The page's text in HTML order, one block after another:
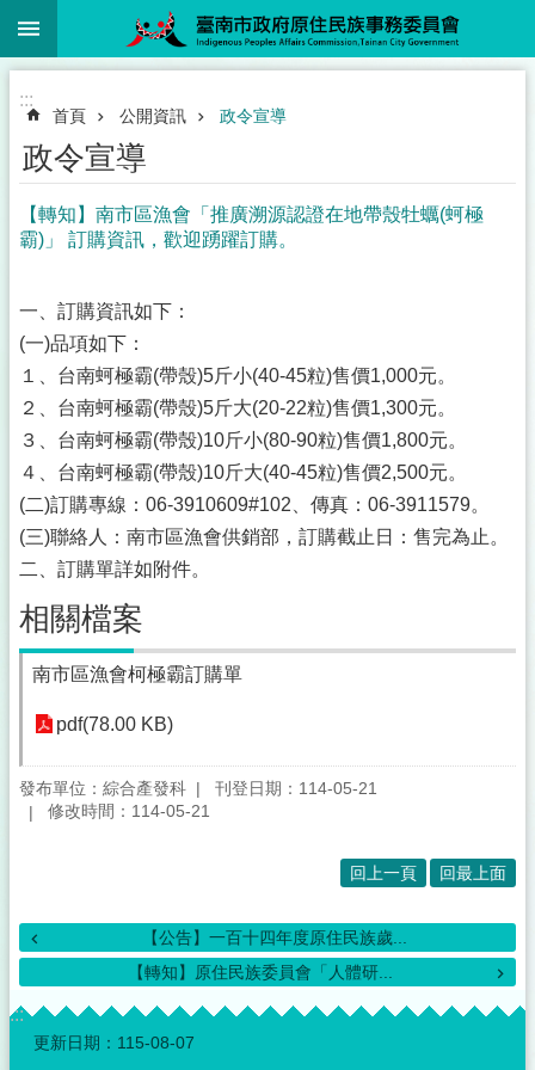
跳到主要內容區塊
:::
首頁 公開資訊 政令宣導
政令宣導
【轉知】南市區漁會「推廣溯源認證在地帶殼牡蠣(蚵極
霸)」 訂購資訊，歡迎踴躍訂購。
一、訂購資訊如下：
(一)品項如下：
１、台南蚵極霸(帶殼)5斤小(40-45粒)售價1,000元。
２、台南蚵極霸(帶殼)5斤大(20-22粒)售價1,300元。
３、台南蚵極霸(帶殼)10斤小(80-90粒)售價1,800元。
４、台南蚵極霸(帶殼)10斤大(40-45粒)售價2,500元。
(二)訂購專線：06-3910609#102、傳真：06-3911579。
(三)聯絡人：南市區漁會供銷部，訂購截止日：售完為止。
二、訂購單詳如附件。
相關檔案
南市區漁會柯極霸訂購單
pdf(78.00 KB)
發布單位：綜合產發科
刊登日期：114-05-21
修改時間：114-05-21
回上一頁 回最上面
【公告】一百十四年度原住民族歲...
【轉知】原住民族委員會「人體研...
:::
更新日期： 115-08-07